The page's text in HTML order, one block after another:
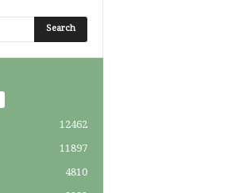
12462
11897
4810